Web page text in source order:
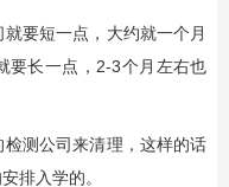
要短一点，大约就一个月
要长一点，2-3个月左右也
测公司来清理，这样的话
排入学的。